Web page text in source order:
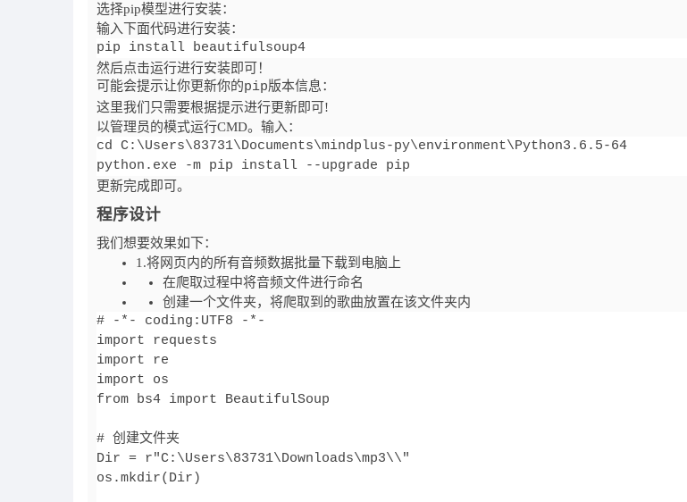
选择pip模型进行安装：
输入下面代码进行安装：
pip install beautifulsoup4
然后点击运行进行安装即可！
可能会提示让你更新你的pip版本信息：
这里我们只需要根据提示进行更新即可!
以管理员的模式运行CMD。输入：
cd C:\Users\83731\Documents\mindplus-py\environment\Python3.6.5-64
python.exe -m pip install --upgrade pip
更新完成即可。
程序设计
我们想要效果如下：
1.将网页内的所有音频数据批量下载到电脑上
在爬取过程中将音频文件进行命名
创建一个文件夹，将爬取到的歌曲放置在该文件夹内
# -*- coding:UTF8 -*-
import requests
import re
import os
from bs4 import BeautifulSoup
# 创建文件夹
Dir = r"C:\Users\83731\Downloads\mp3\\"
os.mkdir(Dir)